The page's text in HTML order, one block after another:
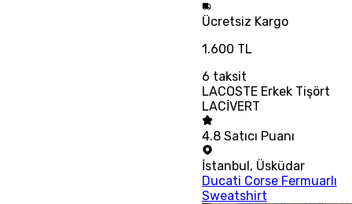
Ücretsiz Kargo
1.600 TL
6 taksit
LACOSTE Erkek Tişört
LACİVERT
4.8 Satıcı Puanı
İstanbul, Üsküdar
Ducati Corse Fermuarlı
Sweatshirt